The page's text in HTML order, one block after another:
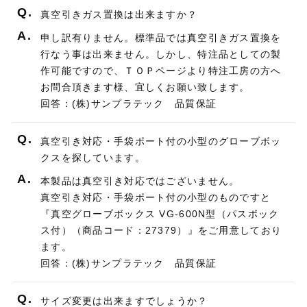
Q. 真空引きガス置換は出来ますか？
A.
申し訳有りません。標準品では真空引きガス置換を
行なう事は出来ません。しかし、特注品としての製
作可能ですので、ＴＯＰページより特注工房の方へ
お問合頂きます様、宜しくお願い致します。
回答：(株)サンプラテック 品質保証
Q.
真空引き対応・手袋ポート付の小型のグローブボッ
クスを探しています。
A.
本製品は真空引き対応ではございません。
真空引き対応・手袋ポート付の小型のものですと
『真空グローブボックス VG-600N型（パスボック
ス付）（商品コード：27379）』をご用意しており
ます。
回答：(株)サンプラテック 品質保証
Q. サイズ変更は出来ますでしょうか？